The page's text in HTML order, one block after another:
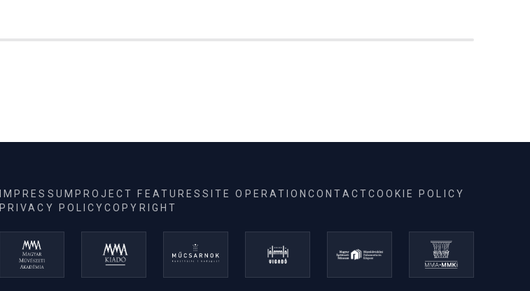
IMPRESSUM PROJECT FEATURESSITE OPERATIONCONTACTCOOKIE POLICY
PRIVACY POLICYCOPYRIGHT